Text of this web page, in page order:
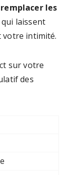
remplacer les
laissent
votre intimité.
sur votre
des